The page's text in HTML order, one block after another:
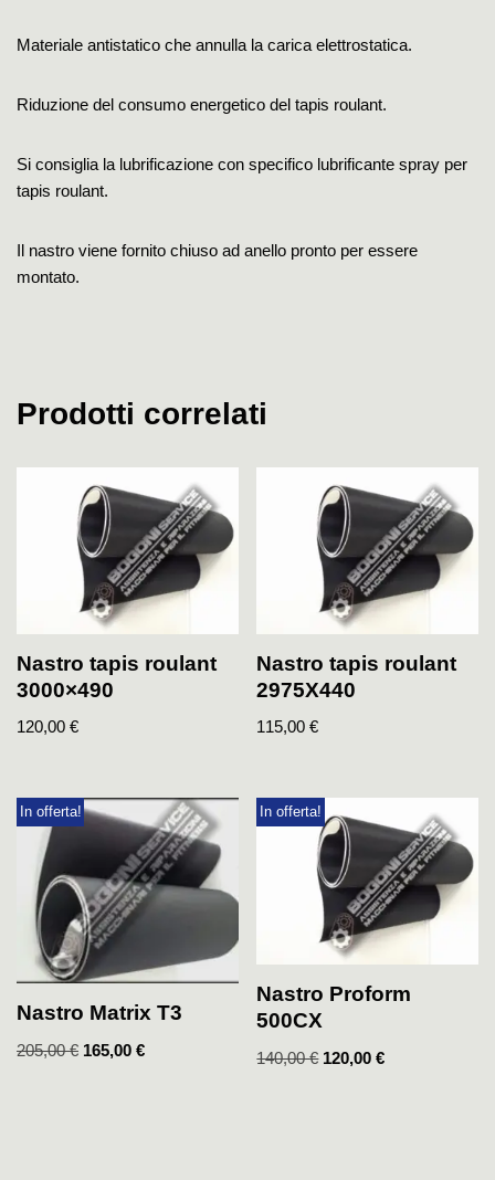
Materiale antistatico che annulla la carica elettrostatica.
Riduzione del consumo energetico del tapis roulant.
Si consiglia la lubrificazione con specifico lubrificante spray per
tapis roulant.
Il nastro viene fornito chiuso ad anello pronto per essere
montato.
Prodotti correlati
Nastro tapis roulant
3000×490
120,00 €
Nastro tapis roulant
2975X440
115,00€
In offerta!
Nastro Matrix T3
205,00€ 165,00 €
In offerta!
Nastro Proform
500CX
140,00€ 120,00€